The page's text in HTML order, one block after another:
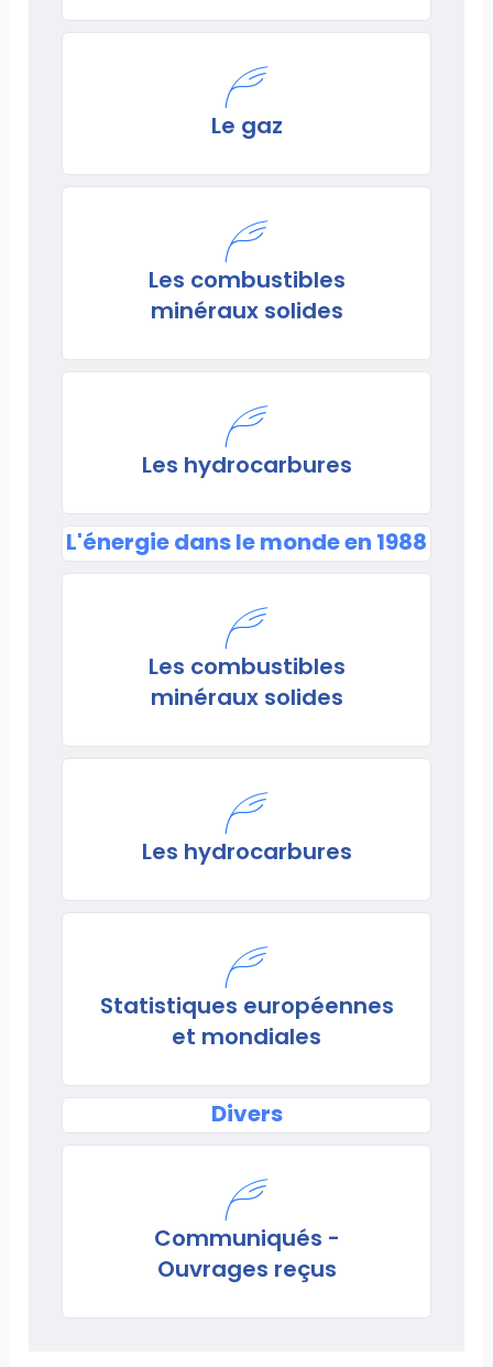
Le gaz
Les combustibles
minéraux solides
Les hydrocarbures
L'énergie dans le monde en 1988
Les combustibles
minéraux solides
Les hydrocarbures
Statistiques européennes
et mondiales
Divers
Communiqués -
Ouvrages reçus